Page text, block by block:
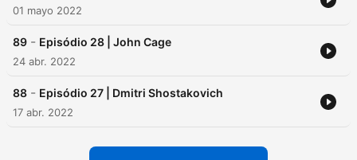
01 mayo 2022
89 - Episódio 28 | John Cage
24 abr. 2022
88 - Episódio 27 | Dmitri Shostakovich
17 abr. 2022